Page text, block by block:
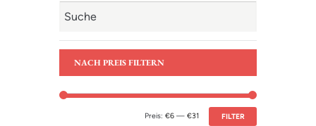
NACH PREIS FILTERN
FILTER
Preis: €6— €31